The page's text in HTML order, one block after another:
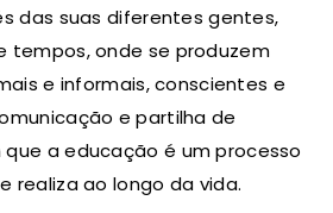
das suas diferentes gentes,
tempos, onde se produzem
e informais, conscientes e
e partilha de
a educação é um processo
realiza ao longo da vida.